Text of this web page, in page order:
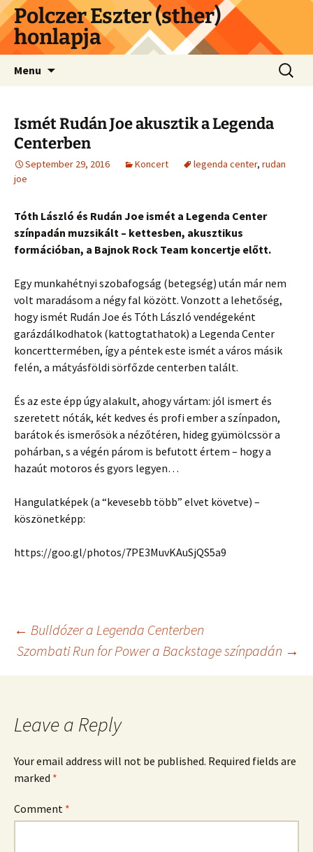
Skip
to
content
Polczer Eszter (sther)
honlapja
Menu
Search
for:
Ismét Rudán Joe akusztik a Legenda
Centerben
September 29, 2016 Koncert legenda center, rudan
joe
Tóth László és Rudán Joe ismét a Legenda Center
színpadán muzsikált – kettesben, akusztikus
formációban, a Bajnok Rock Team koncertje előtt.
Egy munkahétnyi szobafogság (betegség) után már nem
volt maradásom a négy fal között. Vonzott a lehetőség,
hogy ismét Rudán Joe és Tóth László vendégeként
garázdálkodhatok (kattogtathatok) a Legenda Center
koncerttermében, így a péntek este ismét a város másik
felén, a mátyásföldi sörfőzde centerben talált.
És az este épp úgy alakult, ahogy vártam: jól ismert és
szeretett nóták, két kedves és profi ember a színpadon,
barátok és ismerősök a nézőtéren, hideg gyümölcssör a
pohárban, s a végén párom is befutott értem – hogy a
hazaút motoros és gyors legyen…
Hangulatképek (a “kevesebb több” elvet követve) –
köszönetképp:
https://goo.gl/photos/7PE3MuvKAuSjQS5a9
Post
navigation
← Bulldózer a Legenda Centerben
Szombati Run for Power a Backstage színpadán →
Leave a Reply
Your email address will not be published. Required fields are
marked *
Comment *